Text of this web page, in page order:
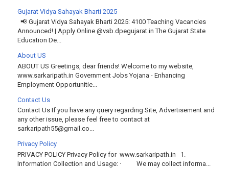
Gujarat Vidya Sahayak Bharti 2025
📢 Gujarat Vidya Sahayak Bharti 2025: 4100 Teaching Vacancies
Announced! | Apply Online @vsb.dpegujarat.in The Gujarat State
Education De...
About US
ABOUT US Greetings, dear friends! Welcome to my website,
www.sarkaripath.in Government Jobs Yojana - Enhancing
Employment Opportunitie...
Contact Us
Contact Us If you have any query regarding Site, Advertisement and
any other issue, please feel free to contact at
sarkaripath55@gmail.co...
Privacy Policy
PRIVACY POLICY Privacy Policy for www.sarkaripath.in 1.
Information Collection and Usage: · We may collect informa...